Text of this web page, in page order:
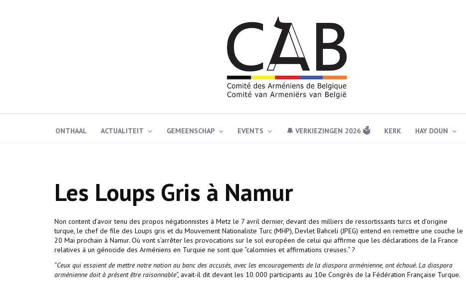
ONTHAAL ACTUALITEIT GEMEENSCHAP EVENTS 🔔 VERKIEZINGEN 2026 🗳️ KERK HAY DOUN
Les Loups Gris à Namur
Non content d’avoir tenu des propos négationnistes à Metz le 7 avril dernier, devant des milliers de ressortissants turcs et d’origine
turque, le chef de file des Loups gris et du Mouvement Nationaliste Turc (MHP), Devlet Bahceli (JPEG) entend en remettre une couche le
20 Mai prochain à Namur. Où vont s’arrêter les provocations sur le sol européen de celui qui affirme que les déclarations de la France
relatives à un génocide des Arméniens en Turquie ne sont que “calomnies et affirmations creuses.“ ?
“Ceux qui essaient de mettre notre nation au banc des accusés, avec les encouragements de la diaspora arménienne, ont échoué. La diaspora
arménienne doit à présent être raisonnable“, avait-il dit devant les 10 000 participants au 10e Congrès de la Fédération Française Turque.